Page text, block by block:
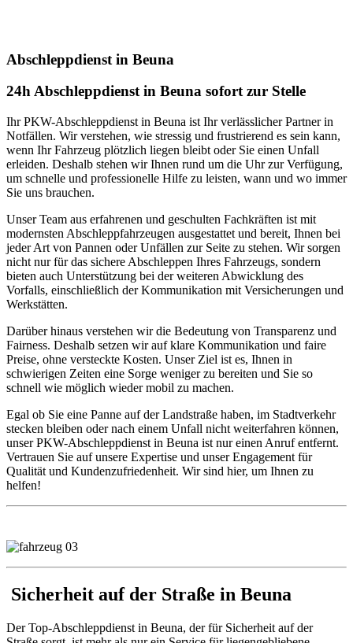
Abschleppdienst in Beuna
24h Abschleppdienst in Beuna sofort zur Stelle
Ihr PKW-Abschleppdienst in Beuna ist Ihr verlässlicher Partner in
Notfällen. Wir verstehen, wie stressig und frustrierend es sein kann,
wenn Ihr Fahrzeug plötzlich liegen bleibt oder Sie einen Unfall
erleiden. Deshalb stehen wir Ihnen rund um die Uhr zur Verfügung,
um schnelle und professionelle Hilfe zu leisten, wann und wo immer
Sie uns brauchen.
Unser Team aus erfahrenen und geschulten Fachkräften ist mit
modernsten Abschleppfahrzeugen ausgestattet und bereit, Ihnen bei
jeder Art von Pannen oder Unfällen zur Seite zu stehen. Wir sorgen
nicht nur für das sichere Abschleppen Ihres Fahrzeugs, sondern
bieten auch Unterstützung bei der weiteren Abwicklung des
Vorfalls, einschließlich der Kommunikation mit Versicherungen und
Werkstätten.
Darüber hinaus verstehen wir die Bedeutung von Transparenz und
Fairness. Deshalb setzen wir auf klare Kommunikation und faire
Preise, ohne versteckte Kosten. Unser Ziel ist es, Ihnen in
schwierigen Zeiten eine Sorge weniger zu bereiten und Sie so
schnell wie möglich wieder mobil zu machen.
Egal ob Sie eine Panne auf der Landstraße haben, im Stadtverkehr
stecken bleiben oder nach einem Unfall nicht weiterfahren können,
unser PKW-Abschleppdienst in Beuna ist nur einen Anruf entfernt.
Vertrauen Sie auf unsere Expertise und unser Engagement für
Qualität und Kundenzufriedenheit. Wir sind hier, um Ihnen zu
helfen!
Sicherheit auf der Straße in Beuna
Der Top-Abschleppdienst in Beuna, der für Sicherheit auf der